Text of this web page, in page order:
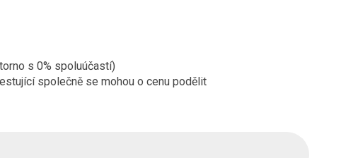
s 0% spoluúčastí)
společně se mohou o cenu podělit